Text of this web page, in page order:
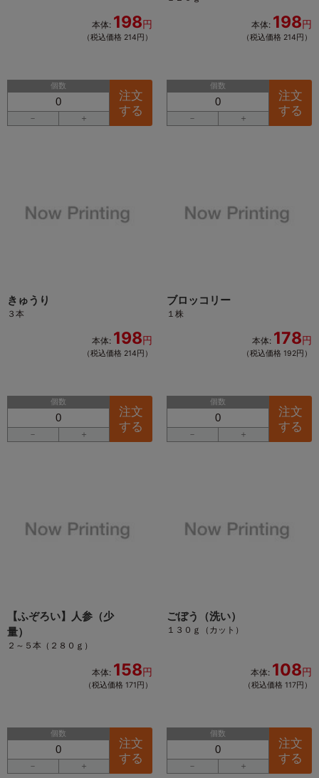
本体: 198円
（税込価格 214円）
個数
－ ＋
注文
する
本体: 198円
（税込価格 214円）
個数
－ ＋
注文
する
きゅうり
３本
本体: 198円
（税込価格 214円）
個数
－ ＋
注文
する
ブロッコリー
１株
本体: 178円
（税込価格 192円）
個数
－ ＋
注文
する
【ふぞろい】人参（少
量）
２～５本（２８０ｇ）
本体: 158円
（税込価格 171円）
個数
－ ＋
注文
する
ごぼう（洗い）
１３０ｇ（カット）
本体: 108円
（税込価格 117円）
個数
－ ＋
注文
する